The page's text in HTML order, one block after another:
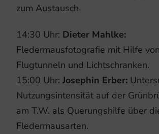
zum Austausch
14:30 Uhr: Dieter Mahlke:
Fledermausfotografie mit Hilfe von
Flugtunneln und Lichtschranken.
15:00 Uhr: Josephin Erber:
Nutzungsintensität auf der
am T.W. als Querungshilfe über
Fledermausarten.